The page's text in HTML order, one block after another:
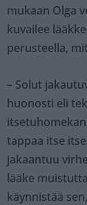
mukaan Olga
kuvailee
perusteella,
– Solut
huonosti eli
tappaa itse
jakaantuu
lääke
käynnistää